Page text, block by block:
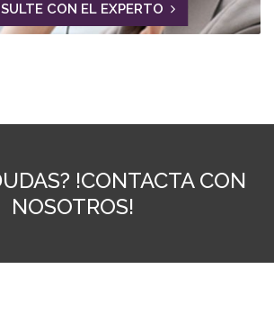
CON EL EXPERTO
!CONTACTA CON
NOSOTROS!